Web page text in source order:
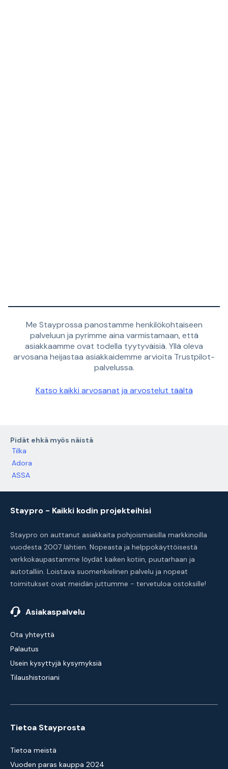
Me Stayprossa panostamme henkilökohtaiseen
palveluun ja pyrimme aina varmistamaan, että
asiakkaamme ovat todella tyytyväisiä. Yllä oleva
arvosana heijastaa asiakkaidemme arvioita Trustpilot-
palvelussa.
Katso kaikki arvosanat ja arvostelut täältä
Pidät ehkä myös näistä
Tilka
Adora
ASSA
Staypro - Kaikki kodin projekteihisi
Staypro on auttanut asiakkaita pohjoismaisilla markkinoilla
vuodesta 2007 lähtien. Nopeasta ja helppokäyttöisestä
verkkokaupastamme löydät kaiken kotiin, puutarhaan ja
autotalliin. Loistava suomenkielinen palvelu ja nopeat
toimitukset ovat meidän juttumme - tervetuloa ostoksille!
Asiakaspalvelu
Ota yhteyttä
Palautus
Usein kysyttyjä kysymyksiä
Tilaushistoriani
Tietoa Stayprosta
Tietoa meistä
Vuoden paras kauppa 2024